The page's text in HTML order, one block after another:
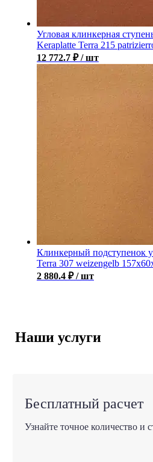
Угловая клинкерная
Keraplatte Terra 215
12 772.7 ₽ / шт
Клинкерный подступенок
Terra 307 weizengelb
2 880.4 ₽ / шт
Наши услуги
Бесплатный расчет
Узнайте точное количество и